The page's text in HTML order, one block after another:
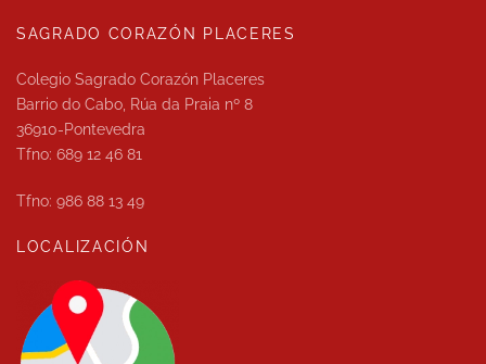
SAGRADO CORAZÓN PLACERES
Colegio Sagrado Corazón Placeres
Barrio do Cabo, Rúa da Praia nº 8
36910-Pontevedra
Tfno: 689 12 46 81
Tfno: 986 88 13 49
LOCALIZACIÓN